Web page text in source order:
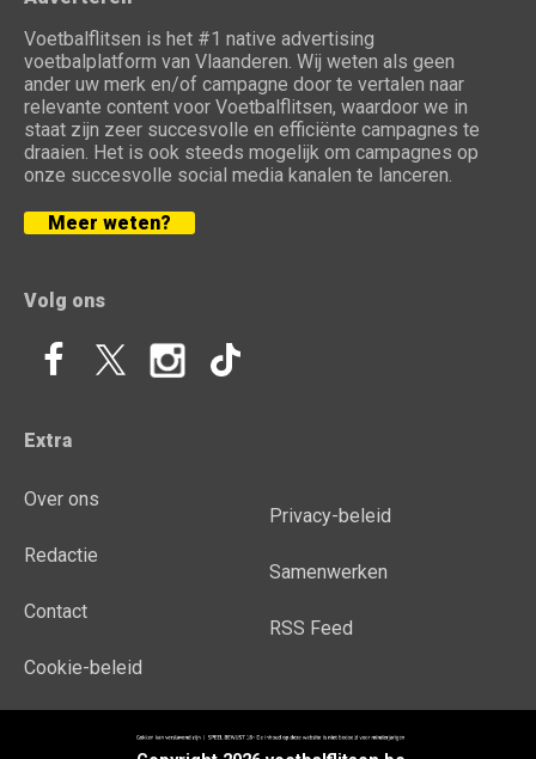
Voetbalflitsen is het #1 native advertising
voetbalplatform van Vlaanderen. Wij weten als geen
ander uw merk en/of campagne door te vertalen naar
relevante content voor Voetbalflitsen, waardoor we in
staat zijn zeer succesvolle en efficiënte campagnes te
draaien. Het is ook steeds mogelijk om campagnes op
onze succesvolle social media kanalen te lanceren.
Meer weten?
Volg ons
Extra
Over ons
Redactie
Contact
Cookie-beleid
Privacy-beleid
Samenwerken
RSS Feed